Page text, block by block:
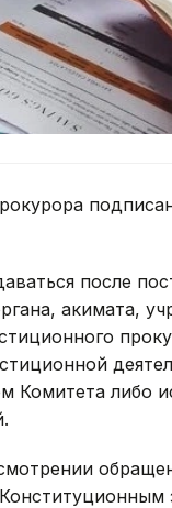
после
акимата,
Комитета либо